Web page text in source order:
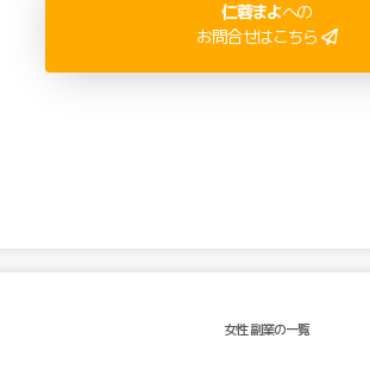
仁蓉まよへの
お問合せはこちら
女性 副業の一覧